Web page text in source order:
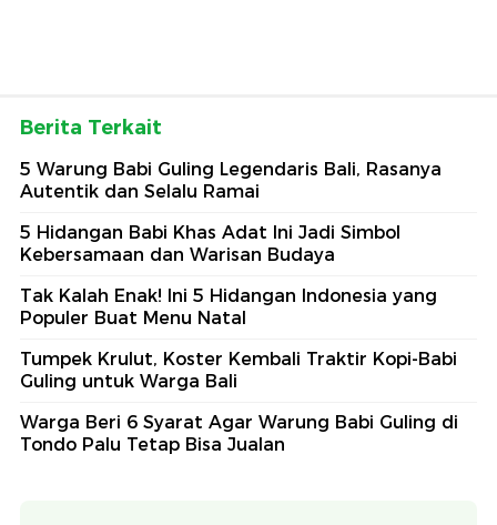
Berita Terkait
5 Warung Babi Guling Legendaris Bali, Rasanya
Autentik dan Selalu Ramai
5 Hidangan Babi Khas Adat Ini Jadi Simbol
Kebersamaan dan Warisan Budaya
Tak Kalah Enak! Ini 5 Hidangan Indonesia yang
Populer Buat Menu Natal
Tumpek Krulut, Koster Kembali Traktir Kopi-Babi
Guling untuk Warga Bali
Warga Beri 6 Syarat Agar Warung Babi Guling di
Tondo Palu Tetap Bisa Jualan